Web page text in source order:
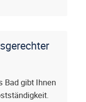
Bad gibt Ihnen